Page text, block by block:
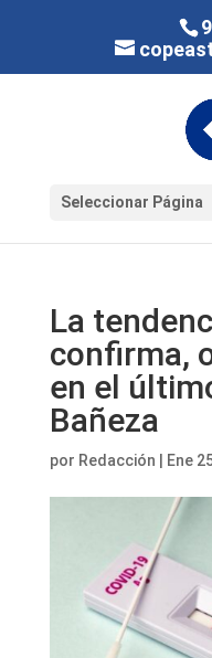
Seleccionar Página
La
confirma,
en el
Bañeza
por Redacción Ene